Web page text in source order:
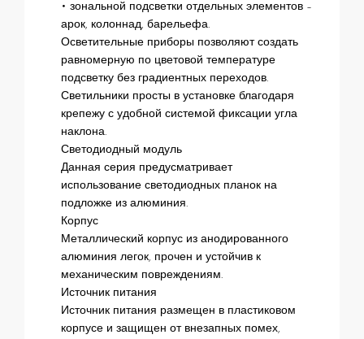
• зональной подсветки отдельных элементов –
арок, колоннад, барельефа.
Осветительные приборы позволяют создать
равномерную по цветовой температуре
подсветку без градиентных переходов.
Светильники просты в установке благодаря
крепежу с удобной системой фиксации угла
наклона.
Светодиодный модуль
Данная серия предусматривает
использование светодиодных планок на
подложке из алюминия.
Корпус
Металлический корпус из анодированного
алюминия легок, прочен и устойчив к
механическим повреждениям.
Источник питания
Источник питания размещен в пластиковом
корпусе и защищен от внезапных помех,